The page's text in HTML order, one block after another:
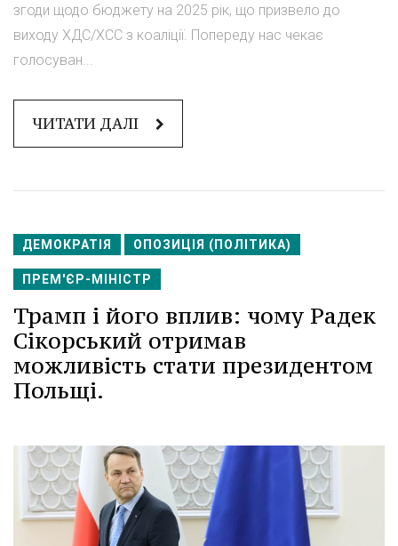
згоди щодо бюджету на 2025 рік, що призвело до
виходу ХДС/ХСС з коаліції. Попереду нас чекає
голосуван...
ЧИТАТИ ДАЛІ
ДЕМОКРАТІЯ ОПОЗИЦІЯ (ПОЛІТИКА)
ПРЕМ'ЄР-МІНІСТР
Трамп і його вплив: чому Радек
Сікорський отримав
можливість стати президентом
Польщі.